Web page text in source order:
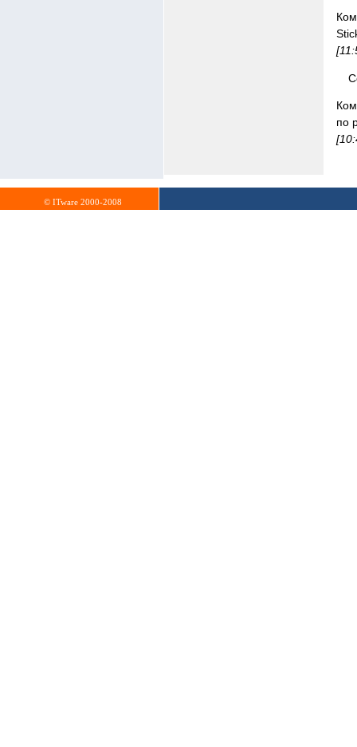
по
© ITware 2000-2008